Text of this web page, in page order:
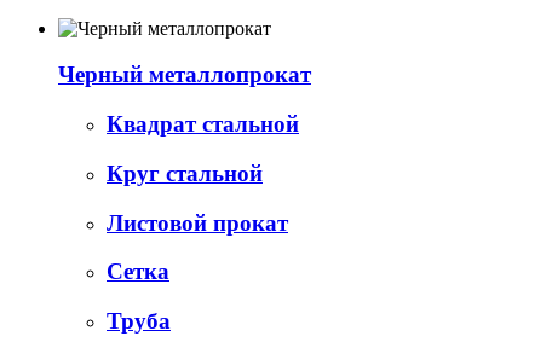
Черный металлопрокат
Квадрат стальной
Круг стальной
Листовой прокат
Сетка
Труба